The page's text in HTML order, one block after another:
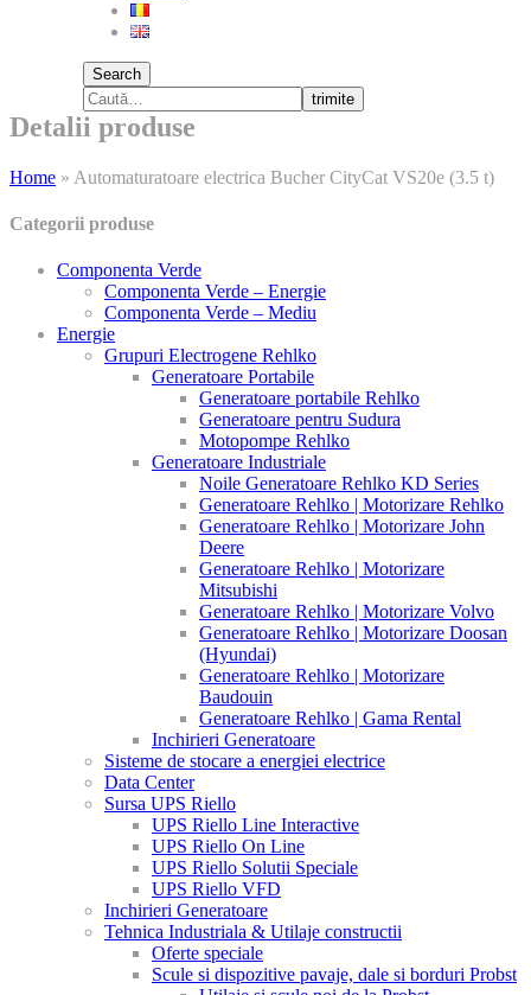
Search
trimite
Detalii produse
Home » Automaturatoare electrica Bucher CityCat VS20e (3.5 t)
Categorii produse
Componenta Verde
Componenta Verde – Energie
Componenta Verde – Mediu
Energie
Grupuri Electrogene Rehlko
Generatoare Portabile
Generatoare portabile Rehlko
Generatoare pentru Sudura
Motopompe Rehlko
Generatoare Industriale
Noile Generatoare Rehlko KD Series
Generatoare Rehlko | Motorizare Rehlko
Generatoare Rehlko | Motorizare John
Deere
Generatoare Rehlko | Motorizare
Mitsubishi
Generatoare Rehlko | Motorizare Volvo
Generatoare Rehlko | Motorizare Doosan
(Hyundai)
Generatoare Rehlko | Motorizare
Baudouin
Generatoare Rehlko | Gama Rental
Inchirieri Generatoare
Sisteme de stocare a energiei electrice
Data Center
Sursa UPS Riello
UPS Riello Line Interactive
UPS Riello On Line
UPS Riello Solutii Speciale
UPS Riello VFD
Inchirieri Generatoare
Tehnica Industriala & Utilaje constructii
Oferte speciale
Scule si dispozitive pavaje, dale si borduri Probst